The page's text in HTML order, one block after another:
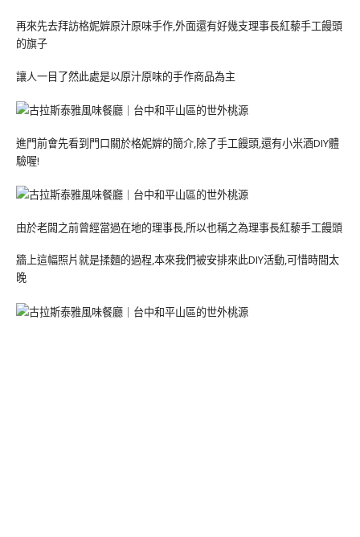
再來先去拜訪格妮婩原汁原味手作,外面還有好幾支理事長紅藜手工饅頭
的旗子
讓人一目了然此處是以原汁原味的手作商品為主
進門前會先看到門口關於格妮婩的簡介,除了手工饅頭,還有小米酒DIY體
驗喔!
由於老闆之前曾經當過在地的理事長,所以也稱之為理事長紅藜手工饅頭
牆上這幅照片就是揉麵的過程,本來我們被安排來此DIY活動,可惜時間太
晚